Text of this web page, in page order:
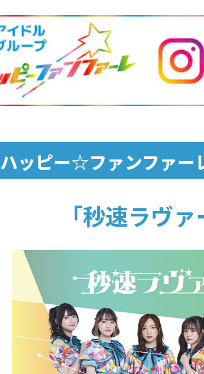
ハッピー☆ファンファー
「秒速ラヴ